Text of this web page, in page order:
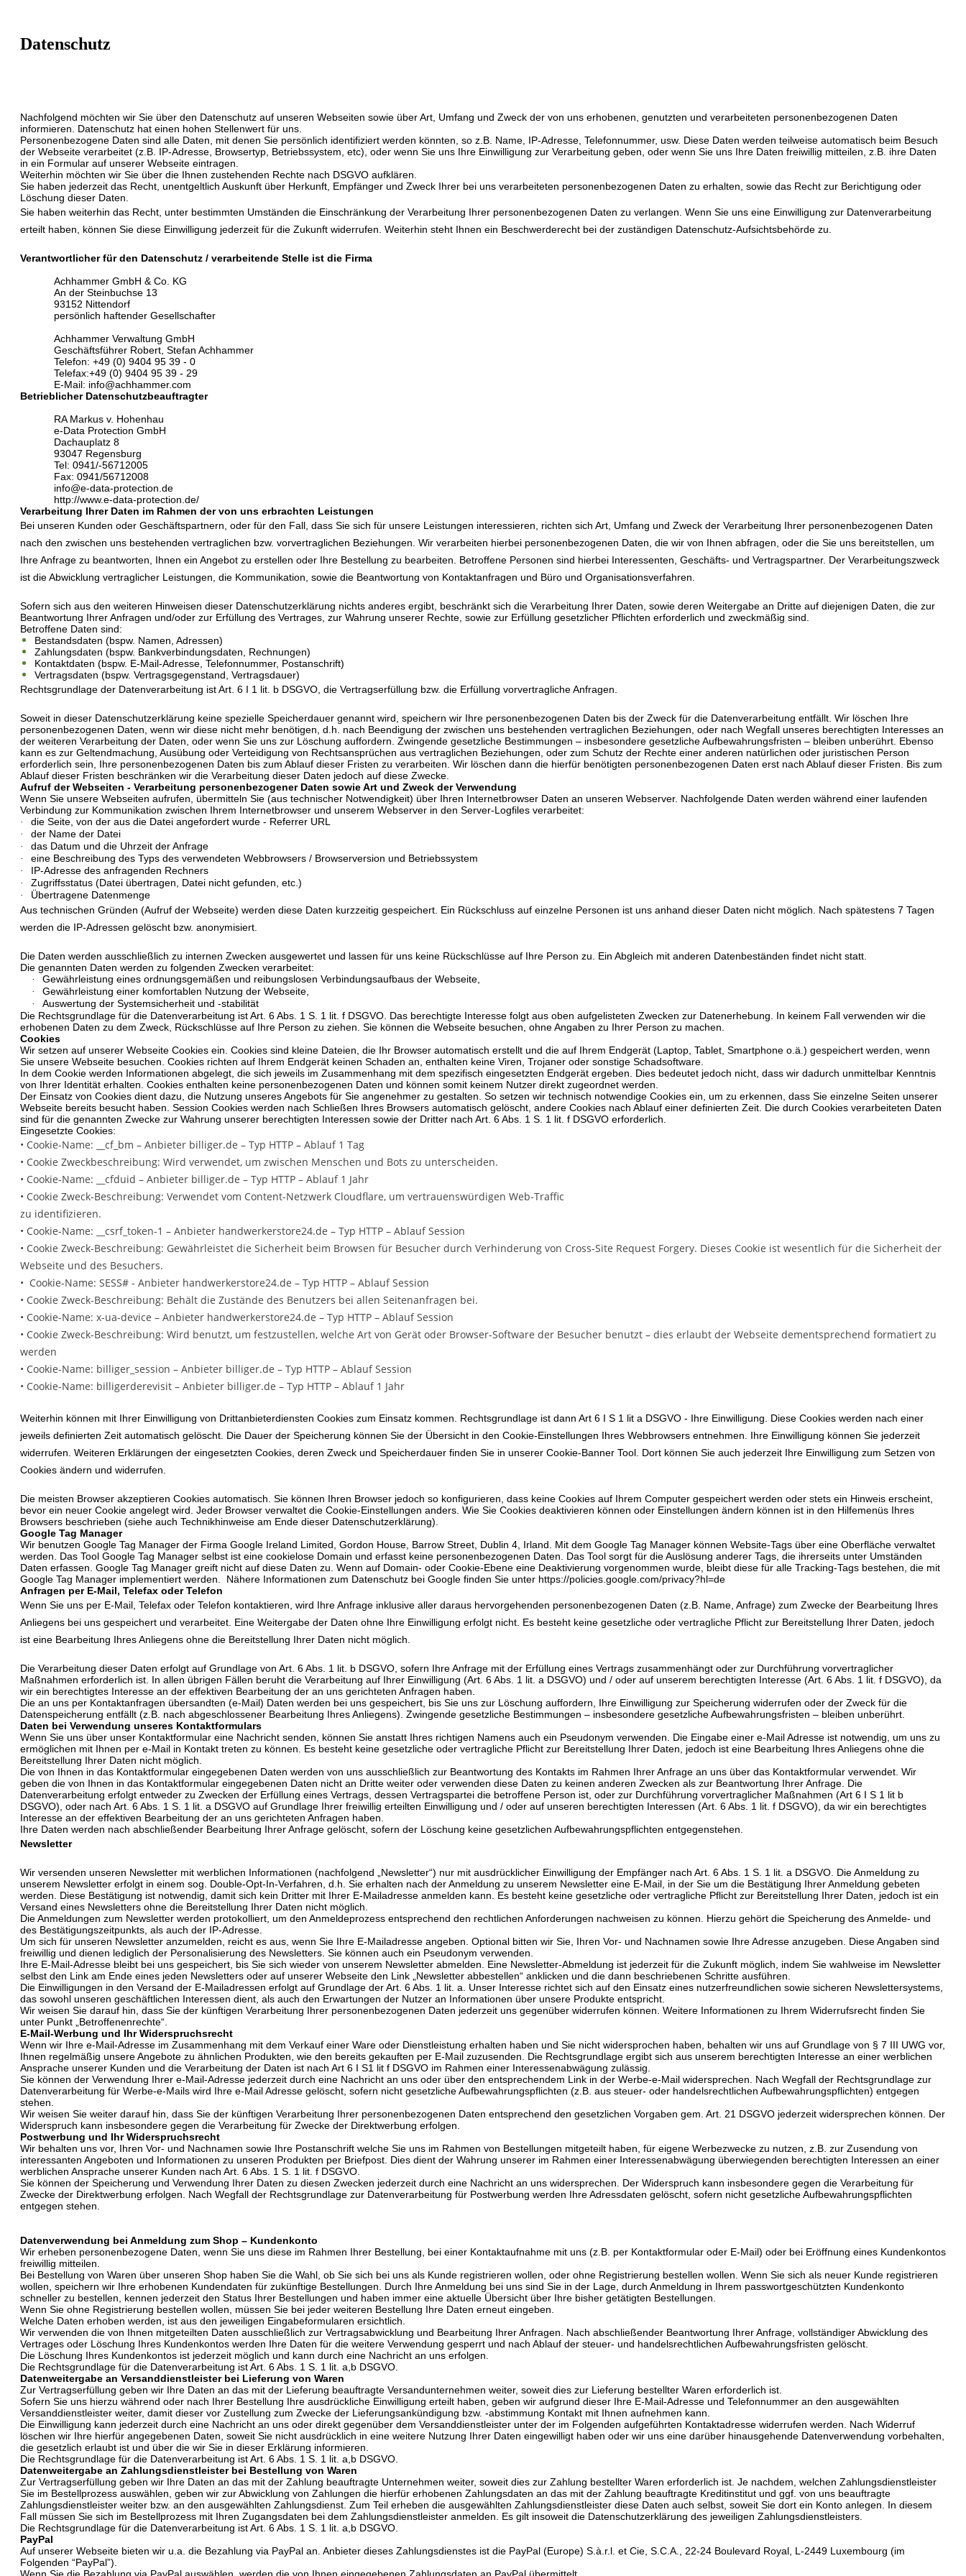
Datenschutz
Nachfolgend möchten wir Sie über den Datenschutz auf unseren Webseiten sowie über Art, Umfang und Zweck der von uns erhobenen, genutzten und verarbeiteten personenbezogenen Daten
informieren. Datenschutz hat einen hohen Stellenwert für uns.
Personenbezogene Daten sind alle Daten, mit denen Sie persönlich identifiziert werden könnten, so z.B. Name, IP-Adresse, Telefonnummer, usw. Diese Daten werden teilweise automatisch beim Besuch
der Webseite verarbeitet (z.B. IP-Adresse, Browsertyp, Betriebssystem, etc), oder wenn Sie uns Ihre Einwilligung zur Verarbeitung geben, oder wenn Sie uns Ihre Daten freiwillig mitteilen, z.B. ihre Daten
in ein Formular auf unserer Webseite eintragen.
Weiterhin möchten wir Sie über die Ihnen zustehenden Rechte nach DSGVO aufklären.
Sie haben jederzeit das Recht, unentgeltlich Auskunft über Herkunft, Empfänger und Zweck Ihrer bei uns verarbeiteten personenbezogenen Daten zu erhalten, sowie das Recht zur Berichtigung oder
Löschung dieser Daten.
Sie haben weiterhin das Recht, unter bestimmten Umständen die Einschränkung der Verarbeitung Ihrer personenbezogenen Daten zu verlangen. Wenn Sie uns eine Einwilligung zur Datenverarbeitung
erteilt haben, können Sie diese Einwilligung jederzeit für die Zukunft widerrufen. Weiterhin steht Ihnen ein Beschwerderecht bei der zuständigen Datenschutz-Aufsichtsbehörde zu.
Verantwortlicher für den Datenschutz / verarbeitende Stelle ist die Firma
Achhammer GmbH & Co. KG
An der Steinbuchse 13
93152 Nittendorf
persönlich haftender Gesellschafter
Achhammer Verwaltung GmbH
Geschäftsführer Robert, Stefan Achhammer
Telefon: +49 (0) 9404 95 39 - 0
Telefax:+49 (0) 9404 95 39 - 29
E-Mail: info@achhammer.com
Betrieblicher Datenschutzbeauftragter
RA Markus v. Hohenhau
e-Data Protection GmbH
Dachauplatz 8
93047 Regensburg
Tel: 0941/-56712005
Fax: 0941/56712008
info@e-data-protection.de
http://www.e-data-protection.de/
Verarbeitung Ihrer Daten im Rahmen der von uns erbrachten Leistungen
Bei unseren Kunden oder Geschäftspartnern, oder für den Fall, dass Sie sich für unsere Leistungen interessieren, richten sich Art, Umfang und Zweck der Verarbeitung Ihrer personenbezogenen Daten
nach den zwischen uns bestehenden vertraglichen bzw. vorvertraglichen Beziehungen. Wir verarbeiten hierbei personenbezogenen Daten, die wir von Ihnen abfragen, oder die Sie uns bereitstellen, um
Ihre Anfrage zu beantworten, Ihnen ein Angebot zu erstellen oder Ihre Bestellung zu bearbeiten. Betroffene Personen sind hierbei Interessenten, Geschäfts- und Vertragspartner. Der Verarbeitungszweck
ist die Abwicklung vertraglicher Leistungen, die Kommunikation, sowie die Beantwortung von Kontaktanfragen und Büro und Organisationsverfahren.
Sofern sich aus den weiteren Hinweisen dieser Datenschutzerklärung nichts anderes ergibt, beschränkt sich die Verarbeitung Ihrer Daten, sowie deren Weitergabe an Dritte auf diejenigen Daten, die zur
Beantwortung Ihrer Anfragen und/oder zur Erfüllung des Vertrages, zur Wahrung unserer Rechte, sowie zur Erfüllung gesetzlicher Pflichten erforderlich und zweckmäßig sind.
Betroffene Daten sind:
Bestandsdaten (bspw. Namen, Adressen)
Zahlungsdaten (bspw. Bankverbindungsdaten, Rechnungen)
Kontaktdaten (bspw. E-Mail-Adresse, Telefonnummer, Postanschrift)
Vertragsdaten (bspw. Vertragsgegenstand, Vertragsdauer)
Rechtsgrundlage der Datenverarbeitung ist Art. 6 I 1 lit. b DSGVO, die Vertragserfüllung bzw. die Erfüllung vorvertragliche Anfragen.
Soweit in dieser Datenschutzerklärung keine spezielle Speicherdauer genannt wird, speichern wir Ihre personenbezogenen Daten bis der Zweck für die Datenverarbeitung entfällt. Wir löschen Ihre
personenbezogenen Daten, wenn wir diese nicht mehr benötigen, d.h. nach Beendigung der zwischen uns bestehenden vertraglichen Beziehungen, oder nach Wegfall unseres berechtigten Interesses an
der weiteren Verarbeitung der Daten, oder wenn Sie uns zur Löschung auffordern. Zwingende gesetzliche Bestimmungen – insbesondere gesetzliche Aufbewahrungsfristen – bleiben unberührt. Ebenso
kann es zur Geltendmachung, Ausübung oder Verteidigung von Rechtsansprüchen aus vertraglichen Beziehungen, oder zum Schutz der Rechte einer anderen natürlichen oder juristischen Person
erforderlich sein, Ihre personenbezogenen Daten bis zum Ablauf dieser Fristen zu verarbeiten. Wir löschen dann die hierfür benötigten personenbezogenen Daten erst nach Ablauf dieser Fristen. Bis zum
Ablauf dieser Fristen beschränken wir die Verarbeitung dieser Daten jedoch auf diese Zwecke.
Aufruf der Webseiten - Verarbeitung personenbezogener Daten sowie Art und Zweck der Verwendung
Wenn Sie unsere Webseiten aufrufen, übermitteln Sie (aus technischer Notwendigkeit) über Ihren Internetbrowser Daten an unseren Webserver. Nachfolgende Daten werden während einer laufenden
Verbindung zur Kommunikation zwischen Ihrem Internetbrowser und unserem Webserver in den Server-Logfiles verarbeitet:
· die Seite, von der aus die Datei angefordert wurde - Referrer URL
· der Name der Datei
· das Datum und die Uhrzeit der Anfrage
· eine Beschreibung des Typs des verwendeten Webbrowsers / Browserversion und Betriebssystem
· IP-Adresse des anfragenden Rechners
· Zugriffsstatus (Datei übertragen, Datei nicht gefunden, etc.)
·
Übertragene Datenmenge
Aus technischen Gründen (Aufruf der Webseite) werden diese Daten kurzzeitig gespeichert. Ein Rückschluss auf einzelne Personen ist uns anhand dieser Daten nicht möglich. Nach spätestens 7 Tagen
werden die IP-Adressen gelöscht bzw. anonymisiert.
Die Daten werden ausschließlich zu internen Zwecken ausgewertet und lassen für uns keine Rückschlüsse auf Ihre Person zu. Ein Abgleich mit anderen Datenbeständen findet nicht statt.
Die genannten Daten werden zu folgenden Zwecken verarbeitet:
· Gewährleistung eines ordnungsgemäßen und reibungslosen Verbindungsaufbaus der Webseite,
· Gewährleistung einer komfortablen Nutzung der Webseite,
·
Auswertung der Systemsicherheit und -stabilität
Die Rechtsgrundlage für die Datenverarbeitung ist Art. 6 Abs. 1 S. 1 lit. f DSGVO. Das berechtigte Interesse folgt aus oben aufgelisteten Zwecken zur Datenerhebung. In keinem Fall verwenden wir die
erhobenen Daten zu dem Zweck, Rückschlüsse auf Ihre Person zu ziehen. Sie können die Webseite besuchen, ohne Angaben zu Ihrer Person zu machen.
Cookies
Wir setzen auf unserer Webseite Cookies ein. Cookies sind kleine Dateien, die Ihr Browser automatisch erstellt und die auf Ihrem Endgerät (Laptop, Tablet, Smartphone o.ä.) gespeichert werden, wenn
Sie unsere Webseite besuchen. Cookies richten auf Ihrem Endgerät keinen Schaden an, enthalten keine Viren, Trojaner oder sonstige Schadsoftware.
In dem Cookie werden Informationen abgelegt, die sich jeweils im Zusammenhang mit dem spezifisch eingesetzten Endgerät ergeben. Dies bedeutet jedoch nicht, dass wir dadurch unmittelbar Kenntnis
von Ihrer Identität erhalten. Cookies enthalten keine personenbezogenen Daten und können somit keinem Nutzer direkt zugeordnet werden.
Der Einsatz von Cookies dient dazu, die Nutzung unseres Angebots für Sie angenehmer zu gestalten. So setzen wir technisch notwendige Cookies ein, um zu erkennen, dass Sie einzelne Seiten unserer
Webseite bereits besucht haben. Session Cookies werden nach Schließen Ihres Browsers automatisch gelöscht , andere Cookies nach Ablauf einer definierten Zeit . Die durch Cookies verarbeiteten Daten
sind für die genannten Zwecke zur Wahrung unserer berechtigten Interessen sowie der Dritter nach Art. 6 Abs. 1 S. 1 lit. f DSGVO erforderlich.
Eingesetzte Cookies:
• Cookie-Name: __cf_bm – Anbieter billiger.de – Typ HTTP – Ablauf 1 Tag
• Cookie Zweckbeschreibung: Wird verwendet, um zwischen Menschen und Bots zu unterscheiden.
• Cookie-Name: __cfduid – Anbieter billiger.de – Typ HTTP – Ablauf 1 Jahr
• Cookie Zweck-Beschreibung: Verwendet vom Content-Netzwerk Cloudflare, um vertrauenswürdigen Web-Traffic
zu identifizieren.
• Cookie-Name: __csrf_token-1 – Anbieter handwerkerstore24.de – Typ HTTP – Ablauf Session
• Cookie Zweck-Beschreibung: Gewährleistet die Sicherheit beim Browsen für Besucher durch Verhinderung von Cross-Site Request Forgery. Dieses Cookie ist wesentlich für die Sicherheit der
Webseite und des Besuchers.
• Cookie-Name: SESS# - Anbieter handwerkerstore24.de – Typ HTTP – Ablauf Session
• Cookie Zweck-Beschreibung: Behält die Zustände des Benutzers bei allen Seitenanfragen bei.
• Cookie-Name: x-ua-device – Anbieter handwerkerstore24.de – Typ HTTP – Ablauf Session
• Cookie Zweck-Beschreibung: Wird benutzt, um festzustellen, welche Art von Gerät oder Browser-Software der Besucher benutzt – dies erlaubt der Webseite dementsprechend formatiert zu
werden
• Cookie-Name: billiger_session – Anbieter billiger.de – Typ HTTP – Ablauf Session
• Cookie-Name: billigerderevisit – Anbieter billiger.de – Typ HTTP – Ablauf 1 Jahr
Weiterhin können mit Ihrer Einwilligung von Drittanbieterdiensten Cookies zum Einsatz kommen. Rechtsgrundlage ist dann Art 6 I S 1 lit a DSGVO - Ihre Einwilligung. Diese Cookies werden nach einer
jeweils definierten Zeit automatisch gelöscht. Die Dauer der Speicherung können Sie der Übersicht in den Cookie-Einstellungen Ihres Webbrowsers entnehmen. Ihre Einwilligung können Sie jederzeit
widerrufen. Weiteren Erklärungen der eingesetzten Cookies, deren Zweck und Speicherdauer finden Sie in unserer Cookie-Banner Tool . Dort können Sie auch jederzeit Ihre Einwilligung zum Setzen von
Cookies ändern und widerrufen.
Die meisten Browser akzeptieren Cookies automatisch. Sie können Ihren Browser jedoch so konfigurieren, dass keine Cookies auf Ihrem Computer gespeichert werden oder stets ein Hinweis erscheint,
bevor ein neuer Cookie angelegt wird. Jeder Browser verwaltet die Cookie-Einstellungen anders. Wie Sie Cookies deaktivieren können oder Einstellungen ändern können ist in den Hilfemenüs Ihres
Browsers beschrieben (siehe auch Technikhinweise am Ende dieser Datenschutzerklärung).
Google Tag Manager
Wir benutzen Google Tag Manager der Firma Google Ireland Limited, Gordon House, Barrow Street, Dublin 4, Irland. Mit dem Google Tag Manager können Website-Tags über eine Oberfläche verwaltet
werden. Das Tool Google Tag Manager selbst ist eine cookielose Domain und erfasst keine personenbezogenen Daten. Das Tool sorgt für die Auslösung anderer Tags, die ihrerseits unter Umständen
Daten erfassen. Google Tag Manager greift nicht auf diese Daten zu. Wenn auf Domain- oder Cookie-Ebene eine Deaktivierung vorgenommen wurde, bleibt diese für alle Tracking-Tags bestehen, die mit
Google Tag Manager implementiert werden.
Nähere Informationen zum Datenschutz bei Google finden Sie unter https://policies.google.com/privacy?hl=de
Anfragen per E-Mail, Telefax oder Telefon
Wenn Sie uns per E-Mail, Telefax oder Telefon kontaktieren, wird Ihre Anfrage inklusive aller daraus hervorgehenden personenbezogenen Daten (z.B. Name, Anfrage) zum Zwecke der Bearbeitung Ihres
Anliegens bei uns gespeichert und verarbeitet. Eine Weitergabe der Daten ohne Ihre Einwilligung erfolgt nicht. Es besteht keine gesetzliche oder vertragliche Pflicht zur Bereitstellung Ihrer Daten, jedoch
ist eine Bearbeitung Ihres Anliegens ohne die Bereitstellung Ihrer Daten nicht möglich.
Die Verarbeitung dieser Daten erfolgt auf Grundlage von Art. 6 Abs. 1 lit. b DSGVO, sofern Ihre Anfrage mit der Erfüllung eines Vertrags zusammenhängt oder zur Durchführung vorvertraglicher
Maßnahmen erforderlich ist. In allen übrigen Fällen beruht die Verarbeitung auf Ihrer Einwilligung (Art. 6 Abs. 1 lit. a DSGVO) und / oder auf unserem berechtigten Interesse (Art. 6 Abs. 1 lit. f DSGVO), da
wir ein berechtigtes Interesse an der effektiven Bearbeitung der an uns gerichteten Anfragen haben.
Die an uns per Kontaktanfragen übersandten (e-Mail) Daten werden bei uns gespeichert, bis Sie uns zur Löschung auffordern, Ihre Einwilligung zur Speicherung widerrufen oder der Zweck für die
Datenspeicherung entfällt (z.B. nach abgeschlossener Bearbeitung Ihres Anliegens). Zwingende gesetzliche Bestimmungen – insbesondere gesetzliche Aufbewahrungsfristen – bleiben unberührt.
Daten bei Verwendung unseres Kontaktformulars
Wenn Sie uns über unser Kontaktformular eine Nachricht senden, können Sie anstatt Ihres richtigen Namens auch ein Pseudonym verwenden. Die Eingabe einer e-Mail Adresse ist notwendig, um uns zu
ermöglichen mit Ihnen per e-Mail in Kontakt treten zu können. Es besteht keine gesetzliche oder vertragliche Pflicht zur Bereitstellung Ihrer Daten, jedoch ist eine Bearbeitung Ihres Anliegens ohne die
Bereitstellung Ihrer Daten nicht möglich.
Die von Ihnen in das Kontaktformular eingegebenen Daten werden von uns ausschließlich zur Beantwortung des Kontakts im Rahmen Ihrer Anfrage an uns über das Kontaktformular verwendet. Wir
geben die von Ihnen in das Kontaktformular eingegebenen Daten nicht an Dritte weiter oder verwenden diese Daten zu keinen anderen Zwecken als zur Beantwortung Ihrer Anfrage. Die
Datenverarbeitung erfolgt entweder zu Zwecken der Erfüllung eines Vertrags, dessen Vertragspartei die betroffene Person ist, oder zur Durchführung vorvertraglicher Maßnahmen (Art 6 I S 1 lit b
DSGVO), oder nach Art. 6 Abs. 1 S. 1 lit. a DSGVO auf Grundlage Ihrer freiwillig erteilten Einwilligung und / oder auf unseren berechtigten Interessen (Art. 6 Abs. 1 lit. f DSGVO), da wir ein berechtigtes
Interesse an der effektiven Bearbeitung der an uns gerichteten Anfragen haben.
Ihre Daten werden nach abschließender Bearbeitung Ihrer Anfrage gelöscht, sofern der Löschung keine gesetzlichen Aufbewahrungspflichten entgegenstehen.
Newsletter
Wir versenden unseren Newsletter mit werblichen Informationen (nachfolgend „Newsletter“) nur mit ausdrücklicher Einwilligung der Empfänger nach Art. 6 Abs. 1 S. 1 lit. a DSGVO. Die Anmeldung zu
unserem Newsletter erfolgt in einem sog. Double-Opt-In-Verfahren, d.h. Sie erhalten nach der Anmeldung zu unserem Newsletter eine E-Mail, in der Sie um die Bestätigung Ihrer Anmeldung gebeten
werden. Diese Bestätigung ist notwendig, damit sich kein Dritter mit Ihrer E-Mailadresse anmelden kann. Es besteht keine gesetzliche oder vertragliche Pflicht zur Bereitstellung Ihrer Daten, jedoch ist ein
Versand eines Newsletters ohne die Bereitstellung Ihrer Daten nicht möglich.
Die Anmeldungen zum Newsletter werden protokolliert, um den Anmeldeprozess entsprechend den rechtlichen Anforderungen nachweisen zu können. Hierzu gehört die Speicherung des Anmelde- und
des Bestätigungszeitpunkts, als auch der IP-Adresse.
Um sich für unseren Newsletter anzumelden, reicht es aus, wenn Sie Ihre E-Mailadresse angeben. Optional bitten wir Sie, Ihren Vor- und Nachnamen sowie Ihre Adresse anzugeben. Diese Angaben sind
freiwillig und dienen lediglich der Personalisierung des Newsletters. Sie können auch ein Pseudonym verwenden.
Ihre E-Mail-Adresse bleibt bei uns gespeichert, bis Sie sich wieder von unserem Newsletter abmelden. Eine Newsletter-Abmeldung ist jederzeit für die Zukunft möglich, indem Sie wahlweise im Newsletter
selbst den Link am Ende eines jeden Newsletters oder auf unserer Webseite den Link „Newsletter abbestellen“ anklicken und die dann beschriebenen Schritte ausführen.
Die Einwilligungen in den Versand der E-Mailadressen erfolgt auf Grundlage der Art. 6 Abs. 1 lit. a. Unser Interesse richtet sich auf den Einsatz eines nutzerfreundlichen sowie sicheren Newslettersystems,
das sowohl unseren geschäftlichen Interessen dient, als auch den Erwartungen der Nutzer an Informationen über unsere Produkte entspricht.
Wir weisen Sie darauf hin, dass Sie der künftigen Verarbeitung Ihrer personenbezogenen Daten jederzeit uns gegenüber widerrufen können. Weitere Informationen zu Ihrem Widerrufsrecht finden Sie
unter Punkt „Betroffenenrechte“.
E-Mail-Werbung und Ihr Widerspruchsrecht
Wenn wir Ihre e-Mail-Adresse im Zusammenhang mit dem Verkauf einer Ware oder Dienstleistung erhalten haben und Sie nicht widersprochen haben, behalten wir uns auf Grundlage von § 7 III UWG vor,
Ihnen regelmäßig unsere Angebote zu ähnlichen Produkten, wie den bereits gekauften per E-Mail zuzusenden. Die Rechtsgrundlage ergibt sich aus unserem berechtigten Interesse an einer werblichen
Ansprache unserer Kunden und die Verarbeitung der Daten ist nach Art 6 I S1 lit f DSGVO im Rahmen einer Interessenabwägung zulässig.
Sie können der Verwendung Ihrer e-Mail-Adresse jederzeit durch eine Nachricht an uns oder über den entsprechendem Link in der Werbe-e-Mail widersprechen. Nach Wegfall der Rechtsgrundlage zur
Datenverarbeitung für Werbe-e-Mails wird Ihre e-Mail Adresse gelöscht, sofern nicht gesetzliche Aufbewahrungspflichten (z.B. aus steuer- oder handelsrechtlichen Aufbewahrungspflichten) entgegen
stehen.
Wir weisen Sie weiter darauf hin, dass Sie der künftigen Verarbeitung Ihrer personenbezogenen Daten entsprechend den gesetzlichen Vorgaben gem. Art. 21 DSGVO jederzeit widersprechen können. Der
Widerspruch kann insbesondere gegen die Verarbeitung für Zwecke der Direktwerbung erfolgen.
Postwerbung und Ihr Widerspruchsrecht
Wir behalten uns vor, Ihren Vor- und Nachnamen sowie Ihre Postanschrift welche Sie uns im Rahmen von Bestellungen mitgeteilt haben, für eigene Werbezwecke zu nutzen, z.B. zur Zusendung von
interessanten Angeboten und Informationen zu unseren Produkten per Briefpost. Dies dient der Wahrung unserer im Rahmen einer Interessenabwägung überwiegenden berechtigten Interessen an einer
werblichen Ansprache unserer Kunden nach Art. 6 Abs. 1 S. 1 lit. f DSGVO.
Sie können der Speicherung und Verwendung Ihrer Daten zu diesen Zwecken jederzeit durch eine Nachricht an uns widersprechen. Der Widerspruch kann insbesondere gegen die Verarbeitung für
Zwecke der Direktwerbung erfolgen. Nach Wegfall der Rechtsgrundlage zur Datenverarbeitung für Postwerbung werden Ihre Adressdaten gelöscht, sofern nicht gesetzliche Aufbewahrungspflichten
entgegen stehen.
Datenverwendung bei Anmeldung zum Shop – Kundenkonto
Wir erheben personenbezogene Daten, wenn Sie uns diese im Rahmen Ihrer Bestellung, bei einer Kontaktaufnahme mit uns (z.B. per Kontaktformular oder E-Mail) oder bei Eröffnung eines Kundenkontos
freiwillig mitteilen.
Bei Bestellung von Waren über unseren Shop haben Sie die Wahl, ob Sie sich bei uns als Kunde registrieren wollen, oder ohne Registrierung bestellen wollen. Wenn Sie sich als neuer Kunde registrieren
wollen, speichern wir Ihre erhobenen Kundendaten für zukünftige Bestellungen. Durch Ihre Anmeldung bei uns sind Sie in der Lage, durch Anmeldung in Ihrem passwortgeschützten Kundenkonto
schneller zu bestellen, kennen jederzeit den Status Ihrer Bestellungen und haben immer eine aktuelle Übersicht über Ihre bisher getätigten Bestellungen.
Wenn Sie ohne Registrierung bestellen wollen, müssen Sie bei jeder weiteren Bestellung Ihre Daten erneut eingeben.
Welche Daten erhoben werden, ist aus den jeweiligen Eingabeformularen ersichtlich.
Wir verwenden die von Ihnen mitgeteilten Daten ausschließlich zur Vertragsabwicklung und Bearbeitung Ihrer Anfragen. Nach abschließender Beantwortung Ihrer Anfrage, vollständiger Abwicklung des
Vertrages oder Löschung Ihres Kundenkontos werden Ihre Daten für die weitere Verwendung gesperrt und nach Ablauf der steuer- und handelsrechtlichen Aufbewahrungsfristen gelöscht.
Die Löschung Ihres Kundenkontos ist jederzeit möglich und kann durch eine Nachricht an uns erfolgen.
Die Rechtsgrundlage für die Datenverarbeitung ist Art. 6 Abs. 1 S. 1 lit. a,b DSGVO.
Datenweitergabe an Versanddienstleister bei Lieferung von Waren
Zur Vertragserfüllung geben wir Ihre Daten an das mit der Lieferung beauftragte Versandunternehmen weiter, soweit dies zur Lieferung bestellter Waren erforderlich ist.
Sofern Sie uns hierzu während oder nach Ihrer Bestellung Ihre ausdrückliche Einwilligung erteilt haben, geben wir aufgrund dieser Ihre E-Mail-Adresse und Telefonnummer an den ausgewählten
Versanddienstleister weiter, damit dieser vor Zustellung zum Zwecke der Lieferungsankündigung bzw. -abstimmung Kontakt mit Ihnen aufnehmen kann.
Die Einwilligung kann jederzeit durch eine Nachricht an uns oder direkt gegenüber dem Versanddienstleister unter der im Folgenden aufgeführten Kontaktadresse widerrufen werden. Nach Widerruf
löschen wir Ihre hierfür angegebenen Daten, soweit Sie nicht ausdrücklich in eine weitere Nutzung Ihrer Daten eingewilligt haben oder wir uns eine darüber hinausgehende Datenverwendung vorbehalten,
die gesetzlich erlaubt ist und über die wir Sie in dieser Erklärung informieren.
Die Rechtsgrundlage für die Datenverarbeitung ist Art. 6 Abs. 1 S. 1 lit. a,b DSGVO.
Datenweitergabe an Zahlungsdienstleister bei Bestellung von Waren
Zur Vertragserfüllung geben wir Ihre Daten an das mit der Zahlung beauftragte Unternehmen weiter, soweit dies zur Zahlung bestellter Waren erforderlich ist. Je nachdem, welchen Zahlungsdienstleister
Sie im Bestellprozess auswählen, geben wir zur Abwicklung von Zahlungen die hierfür erhobenen Zahlungsdaten an das mit der Zahlung beauftragte Kreditinstitut und ggf. von uns beauftragte
Zahlungsdienstleister weiter bzw. an den ausgewählten Zahlungsdienst. Zum Teil erheben die ausgewählten Zahlungsdienstleister diese Daten auch selbst, soweit Sie dort ein Konto anlegen. In diesem
Fall müssen Sie sich im Bestellprozess mit Ihren Zugangsdaten bei dem Zahlungsdienstleister anmelden. Es gilt insoweit die Datenschutzerklärung des jeweiligen Zahlungsdienstleisters.
Die Rechtsgrundlage für die Datenverarbeitung ist Art. 6 Abs. 1 S. 1 lit. a,b DSGVO.
PayPal
Auf unserer Webseite bieten wir u.a. die Bezahlung via PayPal an. Anbieter dieses Zahlungsdienstes ist die PayPal (Europe) S.à.r.l. et Cie, S.C.A., 22-24 Boulevard Royal, L-2449 Luxembourg (im
Folgenden “PayPal”).
Wenn Sie die Bezahlung via PayPal auswählen, werden die von Ihnen eingegebenen Zahlungsdaten an PayPal übermittelt.